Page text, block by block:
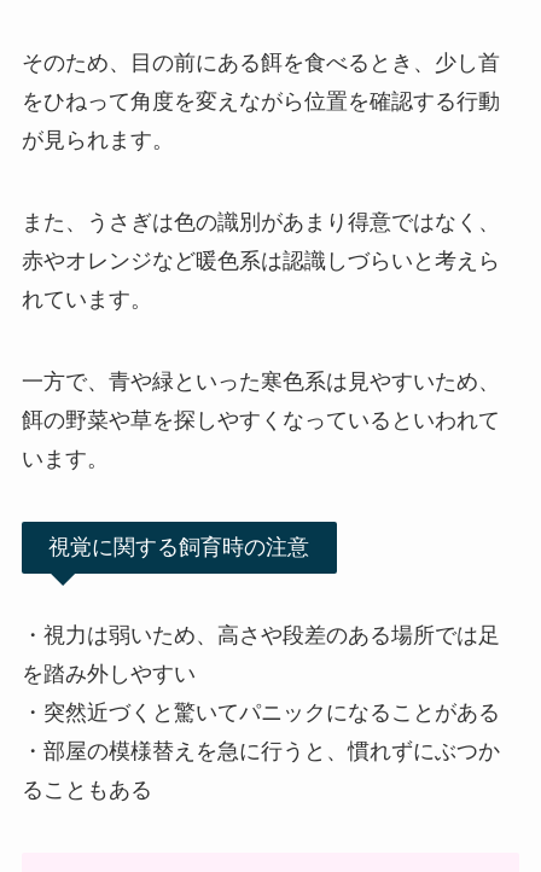
そのため、目の前にある餌を食べるとき、少し首
をひねって角度を変えながら位置を確認する行動
が見られます。
また、うさぎは色の識別があまり得意ではなく、
赤やオレンジなど暖色系は認識しづらいと考えら
れています。
一方で、青や緑といった寒色系は見やすいため、
餌の野菜や草を探しやすくなっているといわれて
います。
視覚に関する飼育時の注意
・視力は弱いため、高さや段差のある場所では足
を踏み外しやすい
・突然近づくと驚いてパニックになることがある
・部屋の模様替えを急に行うと、慣れずにぶつか
ることもある